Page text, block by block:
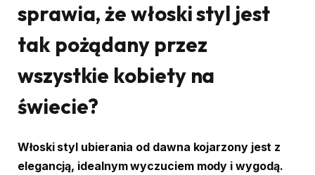
sprawia, że włoski styl jest
tak pożądany przez
wszystkie kobiety na
świecie?
Włoski styl ubierania od dawna kojarzony jest z
elegancją, idealnym wyczuciem mody i wygodą.